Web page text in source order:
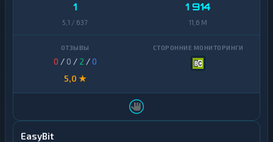
1
5,1 / 637
1 914
11,6 M
0 / 0 / 2 /0
5,0 ★
EasyBit